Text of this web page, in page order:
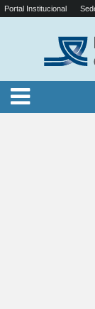
Portal Institucional